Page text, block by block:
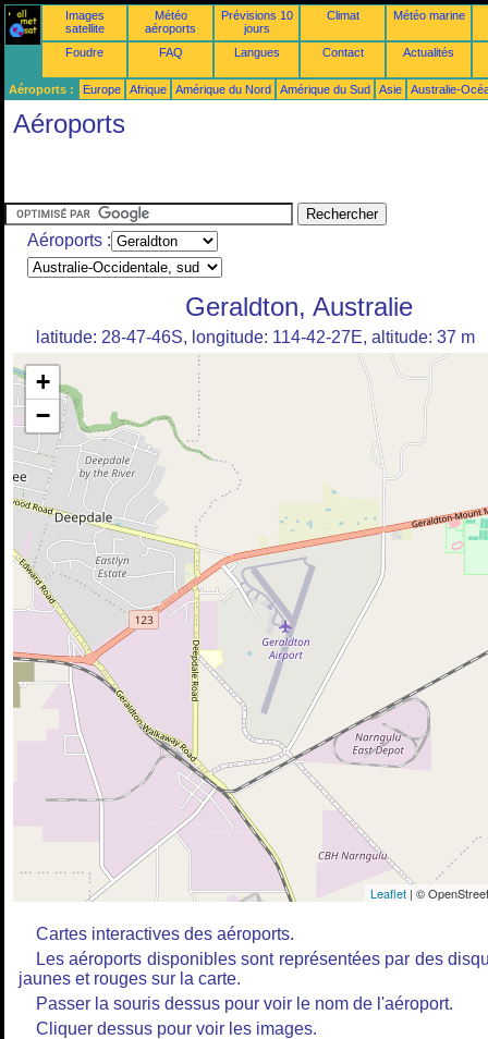
Images
satellite
Météo
aéroports
Prévisions 10
jours
Climat Météo marine
Foudre FAQ Langues Contact Actualités
Aéroports : Europe Afrique Amérique du Nord Amérique du Sud Asie Australie-
Aéroports
Aéroports :
Geraldton, Australie
latitude: 28-47-46S, longitude: 114-42-27E, altitude: 37 m
+
−
Leaflet | ©
Cartes interactives des aéroports.
Les aéroports disponibles sont représentées par des
jaunes et rouges sur la carte.
Passer la souris dessus pour voir le nom de l'aéroport.
Cliquer dessus pour voir les images.